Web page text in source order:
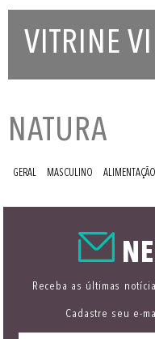
VITRINE
NATURA
GERAL MASCULINO ALIMENTAÇÃO
Receba as últimas
Cadastre seu e-